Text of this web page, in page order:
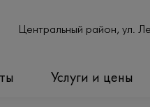
Центральный район, ул.
Услуги и цены